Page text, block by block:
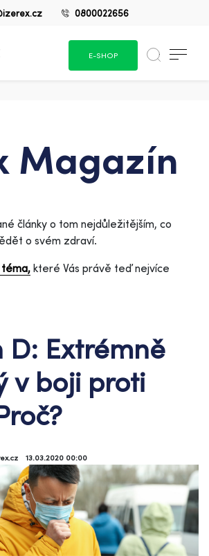
0800022656
E-SHOP
Magazín
články o tom nejdůležitějším, co
o svém zdraví.
které Vás právě teď nejvíce
D: Extrémně
v boji proti
13.03.2020 00:00